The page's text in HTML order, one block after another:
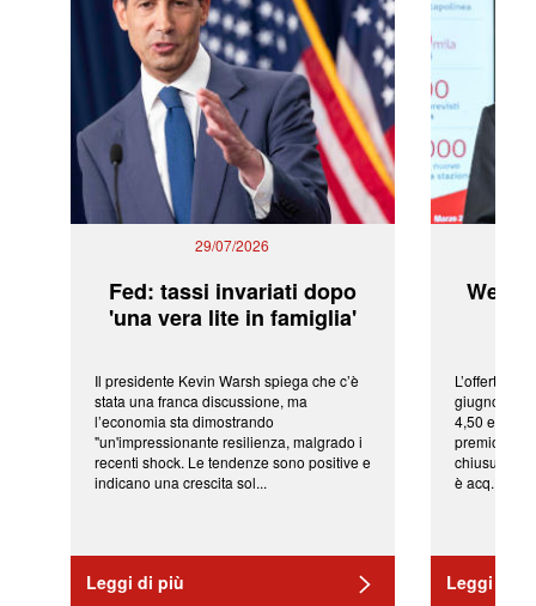
29/07/2026
Fed: tassi invariati dopo
'una vera lite in famiglia'
Il presidente Kevin Warsh spiega che c’è
stata una franca discussione, ma
l’economia sta dimostrando
"un'impressionante resilienza, malgrado i
recenti shock. Le tendenze sono positive e
indicano una crescita sol...
Leggi di più
L’offerta
giugno da
4,50 euro
premio di
chiusura
è acq...
Leggi di